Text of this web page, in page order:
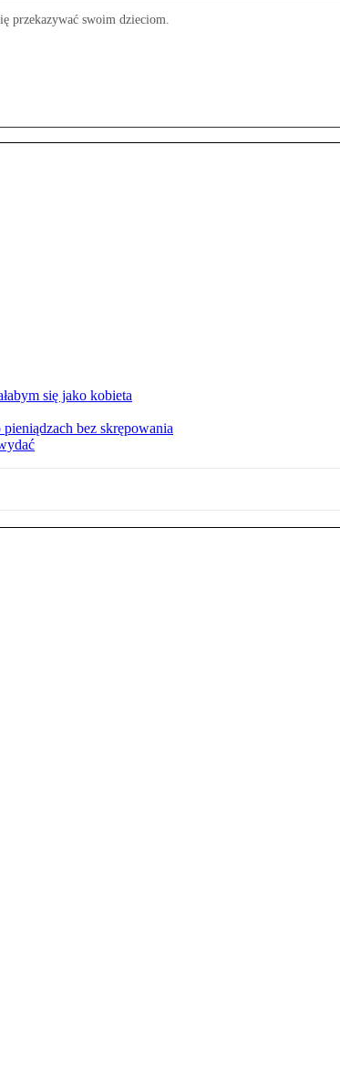
przekazywać swoim dzieciom.
się jako kobieta
bez skrępowania